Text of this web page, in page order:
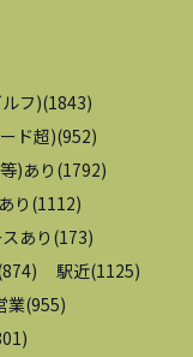
フ)(1843)
ド超)(952)
)あり (1792)
り(1112)
あり (173)
874) 駅近(1125)
業(955)
)